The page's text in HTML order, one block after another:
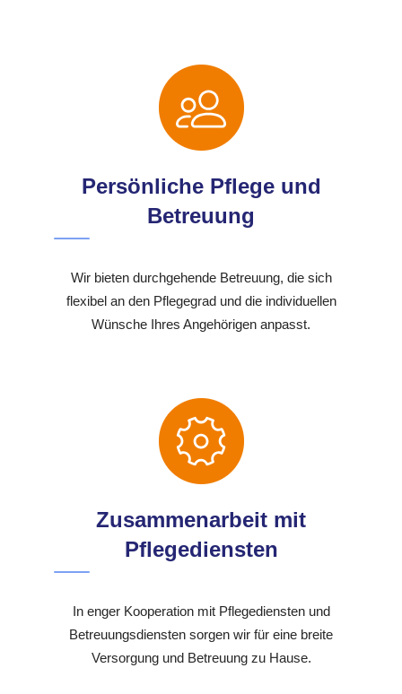
Persönliche Pflege und
Betreuung
Wir bieten durchgehende Betreuung, die sich
flexibel an den Pflegegrad und die individuellen
Wünsche Ihres Angehörigen anpasst.
Zusammenarbeit mit
Pflegediensten
In enger Kooperation mit Pflegediensten und
Betreuungsdiensten sorgen wir für eine breite
Versorgung und Betreuung zu Hause.